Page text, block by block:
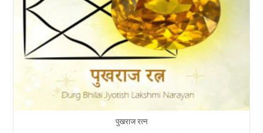
और
प्रभावी
गाइड
पुखराज रत्न